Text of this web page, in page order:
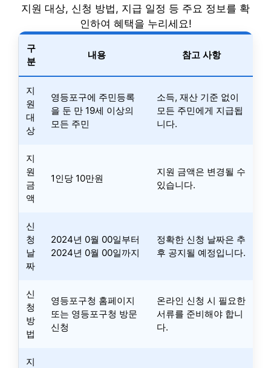
지원 대상, 신청 방법, 지급 일정 등 주요 정보를 확
인하여 혜택을 누리세요!
구
분
내용 참고 사항
지
원
대
상
영등포구에 주민등록
을 둔 만 19세 이상의
모든 주민
소득, 재산 기준 없이
모든 주민에게 지급됩
니다.
지
원
금
액
1인당 10만원
지원 금액은 변경될 수
있습니다.
신
청
날
짜
2024년 0월 00일부터
2024년 0월 00일까지
정확한 신청 날짜은 추
후 공지될 예정입니다.
신
청
방
법
영등포구청 홈페이지
또는 영등포구청 방문
신청
온라인 신청 시 필요한
서류를 준비해야 합니
다.
지